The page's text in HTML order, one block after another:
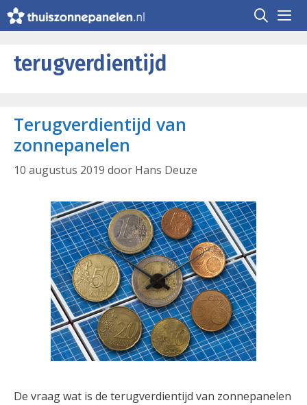
naar
inhoud
terugverdientijd
Terugverdientijd van
zonnepanelen
10 augustus 2019 door Hans Deuze
De vraag wat is de terugverdientijd van zonnepanelen